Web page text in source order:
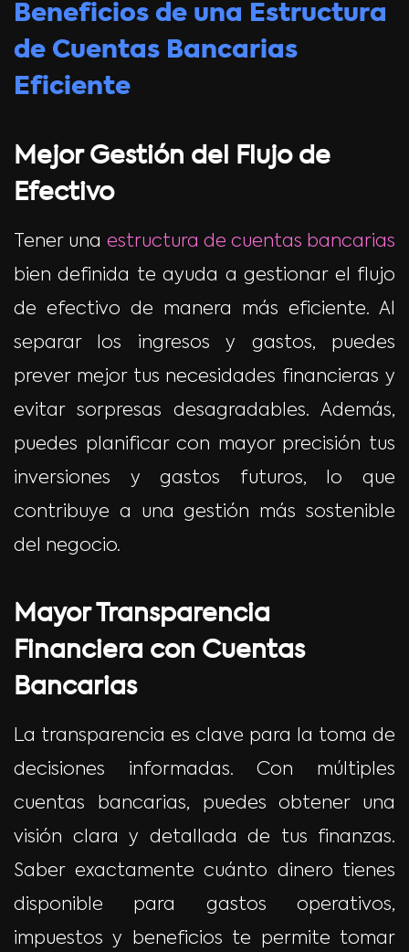
Beneficios de una Estructura
de Cuentas Bancarias
Eficiente
Mejor Gestión del Flujo de
Efectivo
Tener una estructura de cuentas bancarias
bien definida te ayuda a gestionar el flujo
de efectivo de manera más eficiente. Al
separar los ingresos y gastos, puedes
prever mejor tus necesidades financieras y
evitar sorpresas desagradables. Además,
puedes planificar con mayor precisión tus
inversiones y gastos futuros, lo que
contribuye a una gestión más sostenible
del negocio.
Mayor Transparencia
Financiera con Cuentas
Bancarias
La transparencia es clave para la toma de
decisiones informadas. Con múltiples
cuentas bancarias, puedes obtener una
visión clara y detallada de tus finanzas.
Saber exactamente cuánto dinero tienes
disponible para gastos operativos,
impuestos y beneficios te permite tomar